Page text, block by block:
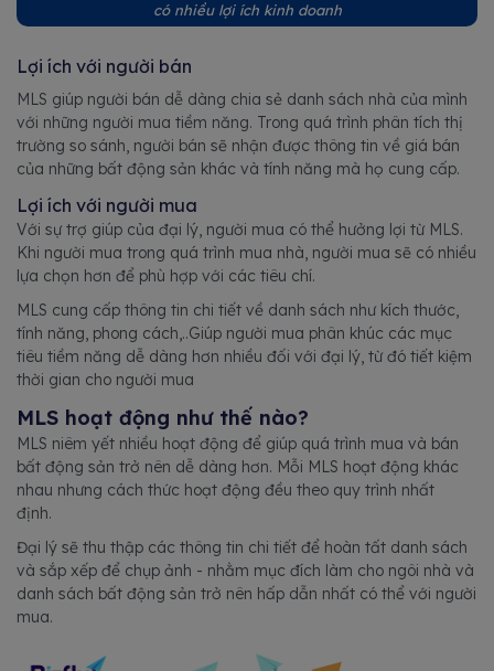
có nhiều lợi ích kinh doanh
Lợi ích với người bán
MLS giúp người bán dễ dàng chia sẻ danh sách nhà của mình
với những người mua tiềm năng. Trong quá trình phân tích thị
trường so sánh, người bán sẽ nhận được thông tin về giá bán
của những bất động sản khác và tính năng mà họ cung cấp.
Lợi ích với người mua
Với sự trợ giúp của đại lý, người mua có thể hưởng lợi từ MLS.
Khi người mua trong quá trình mua nhà, người mua sẽ có nhiều
lựa chọn hơn để phù hợp với các tiêu chí.
MLS cung cấp thông tin chi tiết về danh sách như kích thước,
tính năng, phong cách,..Giúp người mua phân khúc các mục
tiêu tiềm năng dễ dàng hơn nhiều đối với đại lý, từ đó tiết kiệm
thời gian cho người mua
MLS hoạt động như thế nào?
MLS niêm yết nhiều hoạt động để giúp quá trình mua và bán
bất động sản trở nên dễ dàng hơn. Mỗi MLS hoạt động khác
nhau nhưng cách thức hoạt động đều theo quy trình nhất
định.
Đại lý sẽ thu thập các thông tin chi tiết để hoàn tất danh sách
và sắp xếp để chụp ảnh - nhằm mục đích làm cho ngôi nhà và
danh sách bất động sản trở nên hấp dẫn nhất có thể với người
mua.